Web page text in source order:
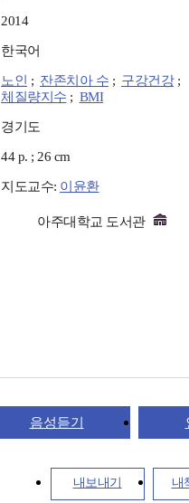
2014
한국어
노인 ; 잔존치아 수 ; 구강건강;
체질량지수 ; BMI
경기도
44 p. ; 26 cm
지도교수: 이윤환
아주대학교 도서관
음성듣기
내보내기 내